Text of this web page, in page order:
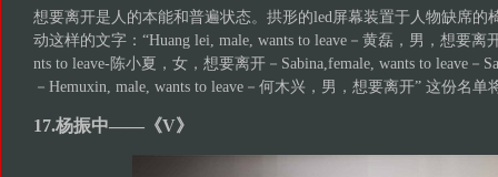
想要离开是人的本能和普遍状态。拱形的led屏幕装置于人物缺席的
动这样的文字：“Huang lei, male, wants to leave－黄磊，男，想要离
nts to leave-陈小夏，女，想要离开－Sabina,female, wants to leave－
－Hemuxin, male, wants to leave－何木兴，男，想要离开” 这份名单
17.杨振中——《V》